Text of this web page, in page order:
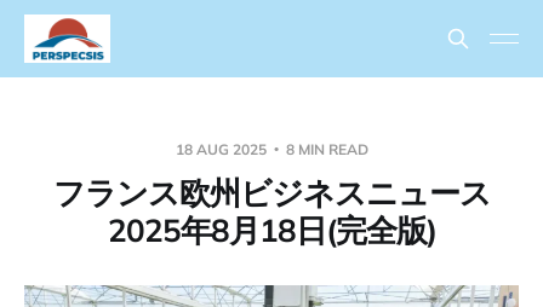
18 AUG 2025 8 MIN READ
フランス欧州ビジネスニュース
2025年8月18日(完全版)